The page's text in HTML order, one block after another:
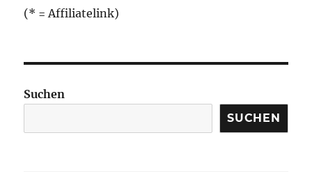
(* = Affiliatelink)
Suchen
SUCHEN